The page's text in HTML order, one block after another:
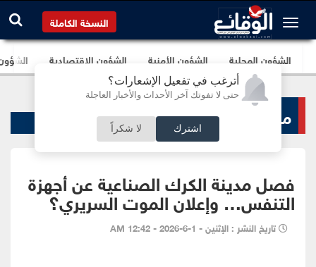
أترغب في تفعيل الإشعارات؟
حتى لا تفوتك آخر الأحداث والأخبار العاجلة
اشترك لا شكراً
النسخة الكاملة
الشؤون المحلية الشؤون الأمنية الشؤون الإقتصادية
منبر الوقائع
فصل مدينة الكرك الصناعية عن أجهزة
التنفس… وإعلان الموت السريري؟
تاريخ النشر : الإثنين - 1-6-2026 - 12:42 AM